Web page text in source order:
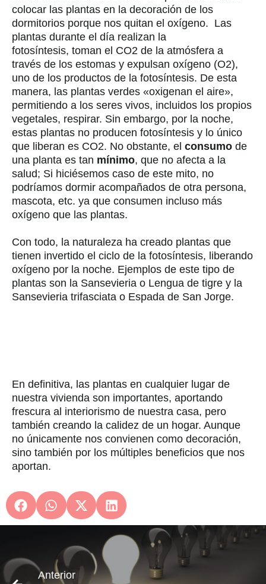
colocar las plantas en la decoración de los
dormitorios porque nos quitan el oxígeno. Las
plantas durante el día realizan la
fotosíntesis, toman el CO2 de la atmósfera a
través de los estomas y expulsan oxígeno (O2),
uno de los productos de la fotosíntesis. De esta
manera, las plantas verdes «oxigenan el aire»,
permitiendo a los seres vivos, incluidos los propios
vegetales, respirar. Sin embargo, por la noche,
estas plantas no producen fotosíntesis y lo único
que liberan es CO2. No obstante, el consumo de
una planta es tan mínimo, que no afecta a la
salud; Si hiciésemos caso de este mito, no
podríamos dormir acompañados de otra persona,
mascota, etc. ya que consumen incluso más
oxígeno que las plantas.
Con todo, la naturaleza ha creado plantas que
tienen invertido el ciclo de la fotosíntesis, liberando
oxígeno por la noche. Ejemplos de este tipo de
plantas son la Sansevieria o Lengua de tigre y la
Sansevieria trifasciata o Espada de San Jorge.
En definitiva, las plantas en cualquier lugar de
nuestra vivienda son importantes, aportando
frescura al interiorismo de nuestra casa, pero
también creando la calidez de un hogar. Aunque
no únicamente nos convienen como decoración,
sino también por los múltiples beneficios que nos
aportan.
Anterior